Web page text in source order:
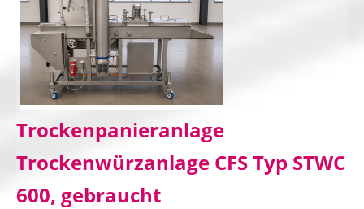
Trockenpanieranlage
Trockenwürzanlage CFS Typ STWC
600, gebraucht